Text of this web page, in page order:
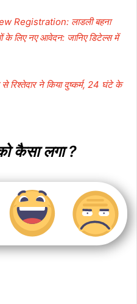
Registration: लाडली बहना
लिए नए आवेदन: जानिए डिटेल्स में
रिश्तेदार ने किया दुष्कर्म, 24 घंटे के
कैसा लगा ?